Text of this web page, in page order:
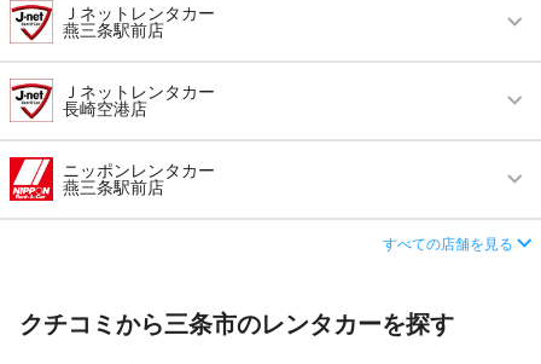
住所 三条市須頃３－２３
この店舗でレンタカーを探す
アクセス 燕三条駅より徒歩で約1分（送迎なし）
住所 新潟県三条市須頃2-1
この店舗でレンタカーを探す
Ｊネットレンタカー
燕三条駅前店
営業時間 毎日 08:00 ～ 20:00
アクセス 燕三条駅より徒歩で約2分（送迎なし）
住所 新潟県三条市須頃2-22-2
Ｊネットレンタカー
長崎空港店
営業時間 毎日 09:00 ～ 19:00
アクセス 長崎空港より無料送迎車で約10分
ニッポンレンタカー
燕三条駅前店
住所 新潟県三条市須頃２丁目６番地
すべての店舗を見る
クチコミから三条市のレンタカーを探す